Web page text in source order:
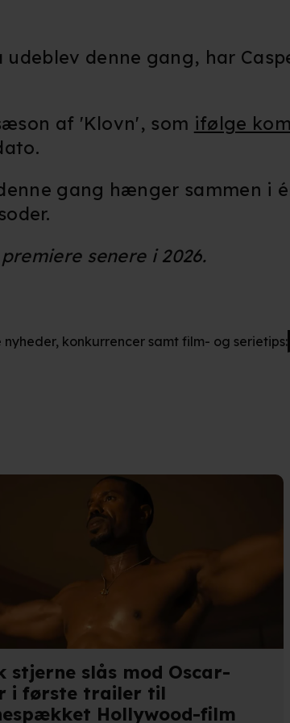
til at optimere dit besøg på vores
præferencer og til markedsføring.
din IP-adresse. IP-adressen kan blive delt
af dine personoplysninger i både vores
denne gang, har
af 'Klovn', som ifølge
gang hænger sammen i
senere i 2026.
nyheder, konkurrencer samt film- og serietips:
stjerne slås mod Oscar-
i første trailer til
Hollywood-film